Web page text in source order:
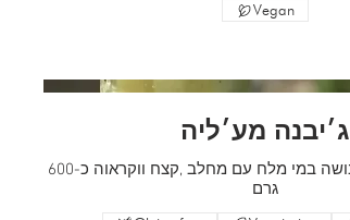
Vegan
ג׳יבנה מע׳ליה
גבינת פטה עיזים כבושה במי מלח עם מחלב ,קצח ווקראוה כ-600
גרם